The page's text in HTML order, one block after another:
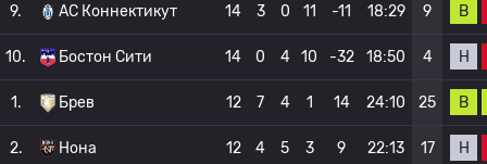
9. АС Коннектикут 14 3 0 11 -11 18:29 9 В
10. Бостон Сити 14 0 4 10 -32 18:50 4 Н
1. Брев 12 7 4 1 14 24:10 25 В
2. Нона 12 4 5 3 9 22:13 17 Н